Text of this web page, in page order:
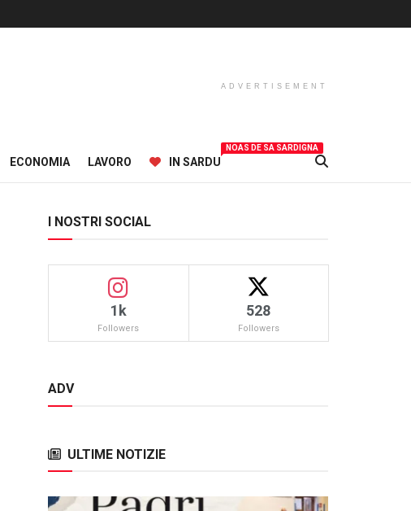
ADVERTISEMENT
ECONOMIA LAVORO IN SARDU
NOAS DE SA SARDIGNA
I NOSTRI SOCIAL
1k
Followers
528
Followers
ADV
ULTIME NOTIZIE